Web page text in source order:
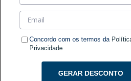
Concordo com os termos da
Privacidade
GERAR DESCONTO